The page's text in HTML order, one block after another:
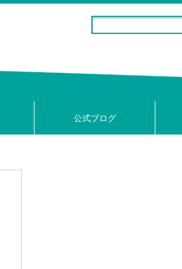
公式ブログ